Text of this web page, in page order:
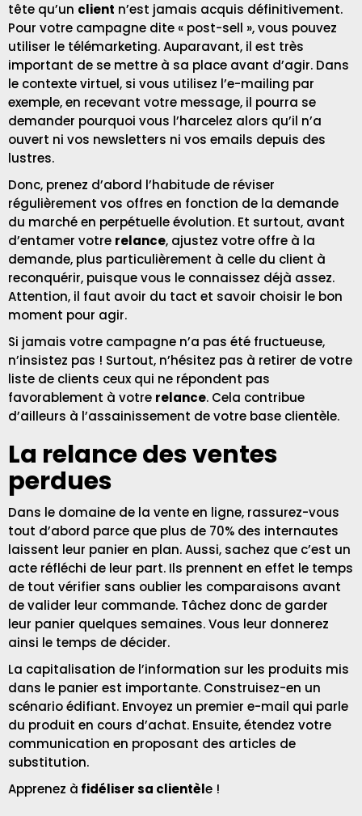
tête qu’un client n’est jamais acquis définitivement.
Pour votre campagne dite « post-sell », vous pouvez
utiliser le télémarketing. Auparavant, il est très
important de se mettre à sa place avant d’agir. Dans
le contexte virtuel, si vous utilisez l’e-mailing par
exemple, en recevant votre message, il pourra se
demander pourquoi vous l’harcelez alors qu’il n’a
ouvert ni vos newsletters ni vos emails depuis des
lustres.
Donc, prenez d’abord l’habitude de réviser
régulièrement vos offres en fonction de la demande
du marché en perpétuelle évolution. Et surtout, avant
d’entamer votre relance, ajustez votre offre à la
demande, plus particulièrement à celle du client à
reconquérir, puisque vous le connaissez déjà assez.
Attention, il faut avoir du tact et savoir choisir le bon
moment pour agir.
Si jamais votre campagne n’a pas été fructueuse,
n’insistez pas ! Surtout, n’hésitez pas à retirer de votre
liste de clients ceux qui ne répondent pas
favorablement à votre relance. Cela contribue
d’ailleurs à l’assainissement de votre base clientèle.
La relance des ventes
perdues
Dans le domaine de la vente en ligne, rassurez-vous
tout d’abord parce que plus de 70% des internautes
laissent leur panier en plan. Aussi, sachez que c’est un
acte réfléchi de leur part. Ils prennent en effet le temps
de tout vérifier sans oublier les comparaisons avant
de valider leur commande. Tâchez donc de garder
leur panier quelques semaines. Vous leur donnerez
ainsi le temps de décider.
La capitalisation de l’information sur les produits mis
dans le panier est importante. Construisez-en un
scénario édifiant. Envoyez un premier e-mail qui parle
du produit en cours d’achat. Ensuite, étendez votre
communication en proposant des articles de
substitution.
Apprenez à fidéliser sa clientèle !